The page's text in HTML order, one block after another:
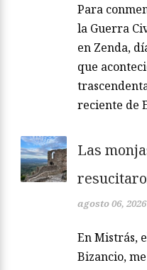
Para
la Guerra
en Zenda,
que
reciente de
Las
agosto 06, 2026
En Mistrás,
Bizancio,